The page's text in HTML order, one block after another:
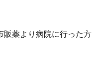
販薬より病院に行った方